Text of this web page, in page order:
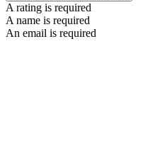
A rating is required
A name is required
An email is required